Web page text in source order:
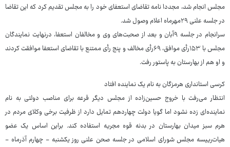
مجلس انجام شد، مجددا نامه تقاضای استعفای خود را به مجلس تقدیم کرد که این تقاضا
در جلسه علنی ۲۹مهرماه اعلام وصول شد.
سرانجام در جلسه ۹آبان و بعد از صحبت‌های وی و مخالفان استعفا، درنهایت نمایندگان
مجلس با ۱۵۳رأی موافق، ۶۹رأی مخالف و پنج رأی ممتنع با تقاضای استعفا موافقت کردند
و او هم از بهارستان به پاستور رفت.
کرسی استانداری هرمزگان به نام یک نماینده افتاد
انتظار می‌رفت با خروج حسین‌زاده از مجلس دیگر قرعه برای مناصب دولتی به نام
نماینده‌ای زده نشود اما گویا دولت چهاردهم تمایل دارد از ظرفیت برخی وکلای مردم در
هرم سبز میدان بهارستان در بدنه قوه مجریه استفاده کند. براین اساس یک عضو
هیات‌رییسه مجلس شورای اسلامی در جلسه صحن علنی روز یکشنبه - چهارم آذرماه -